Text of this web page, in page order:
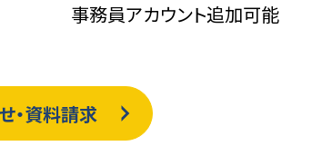
事務員アカウント追加可能
・資料請求